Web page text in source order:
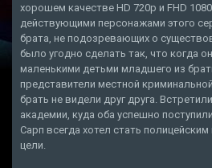
хорошем качестве HD 720p и FHD
действующими персонажами этого
брата, не подозревающих о
было угодно сделать так, что когда
маленькими детьми младшего из
представители местной
брать не видели друг друга.
академии, куда оба успешно
Сарп всегда хотел стать
цели.